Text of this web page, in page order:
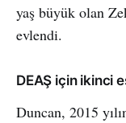
yaş büyük olan
evlendi.
DEAŞ için ikinci
Duncan, 2015